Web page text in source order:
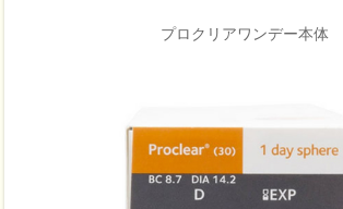
プロクリアワンデー本体